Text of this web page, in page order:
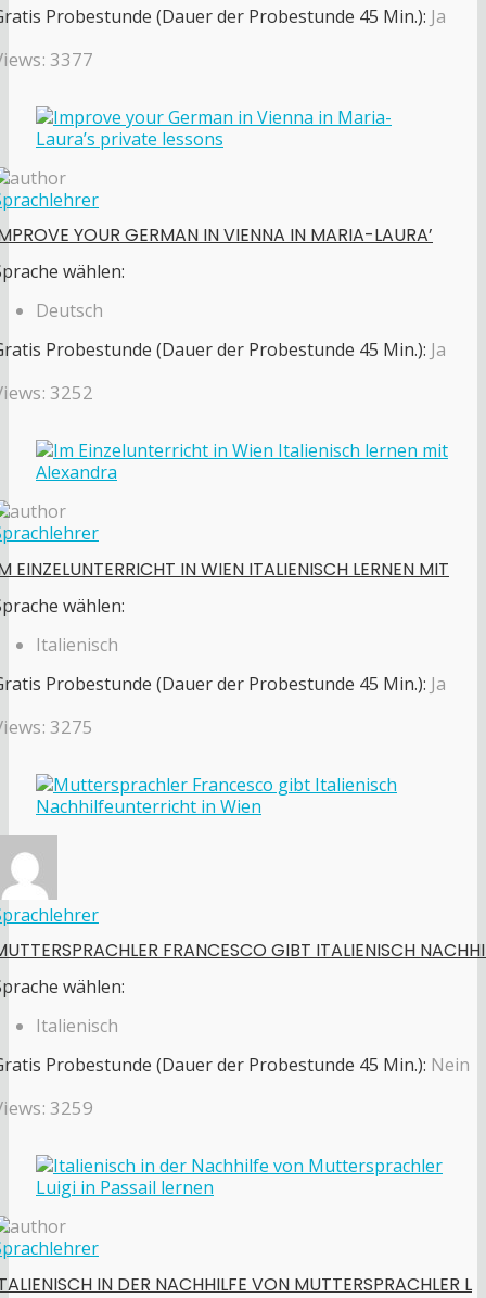
Probestunde (Dauer der Probestunde 45 Min.): Ja
3377
YOUR GERMAN IN VIENNA IN MARIA-LAURA’
wählen:
Deutsch
Probestunde (Dauer der Probestunde 45 Min.): Ja
3252
EINZELUNTERRICHT IN WIEN ITALIENISCH LERNEN MIT
wählen:
Italienisch
Probestunde (Dauer der Probestunde 45 Min.): Ja
3275
FRANCESCO GIBT ITALIENISCH
wählen:
Italienisch
Probestunde (Dauer der Probestunde 45 Min.): Nein
3259
IN DER NACHHILFE VON MUTTERSPRACHLER L